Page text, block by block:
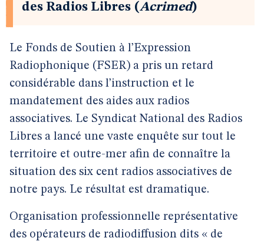
des Radios Libres (Acrimed)
Le Fonds de Soutien à l’Expression
Radiophonique (FSER) a pris un retard
considérable dans l’instruction et le
mandatement des aides aux radios
associatives. Le Syndicat National des Radios
Libres a lancé une vaste enquête sur tout le
territoire et outre-mer afin de connaître la
situation des six cent radios associatives de
notre pays. Le résultat est dramatique.
Organisation professionnelle représentative
des opérateurs de radiodiffusion dits « de